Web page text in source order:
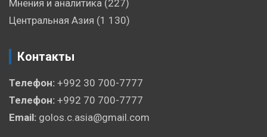
Мнения и аналитика (227)
Центральная Азия (1 130)
Контакты
Телефон: +992 30 700-7777
Телефон: +992 70 700-7777
Email: golos.c.asia@gmail.com